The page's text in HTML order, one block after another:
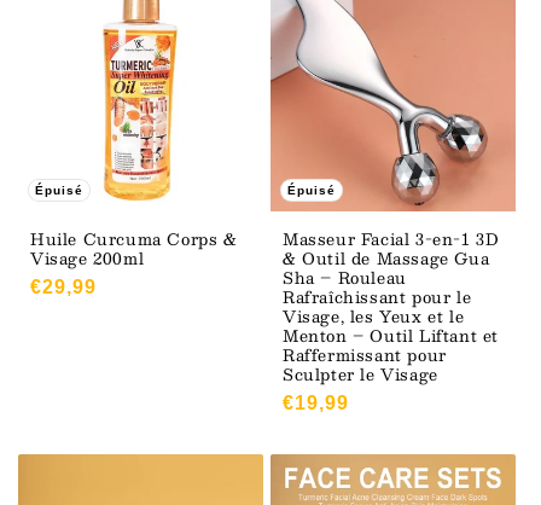
Épuisé
Huile Curcuma Corps &
Visage 200ml
Prix
€29,99
Épuisé
Masseur Facial 3-en-1 3D
& Outil de Massage Gua
Sha – Rouleau
Rafraîchissant pour le
Visage, les Yeux et le
Menton – Outil Liftant et
Raffermissant pour
Sculpter le Visage
Prix
€19,99